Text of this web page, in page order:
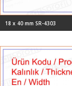
18 x 40 mm SR-4303